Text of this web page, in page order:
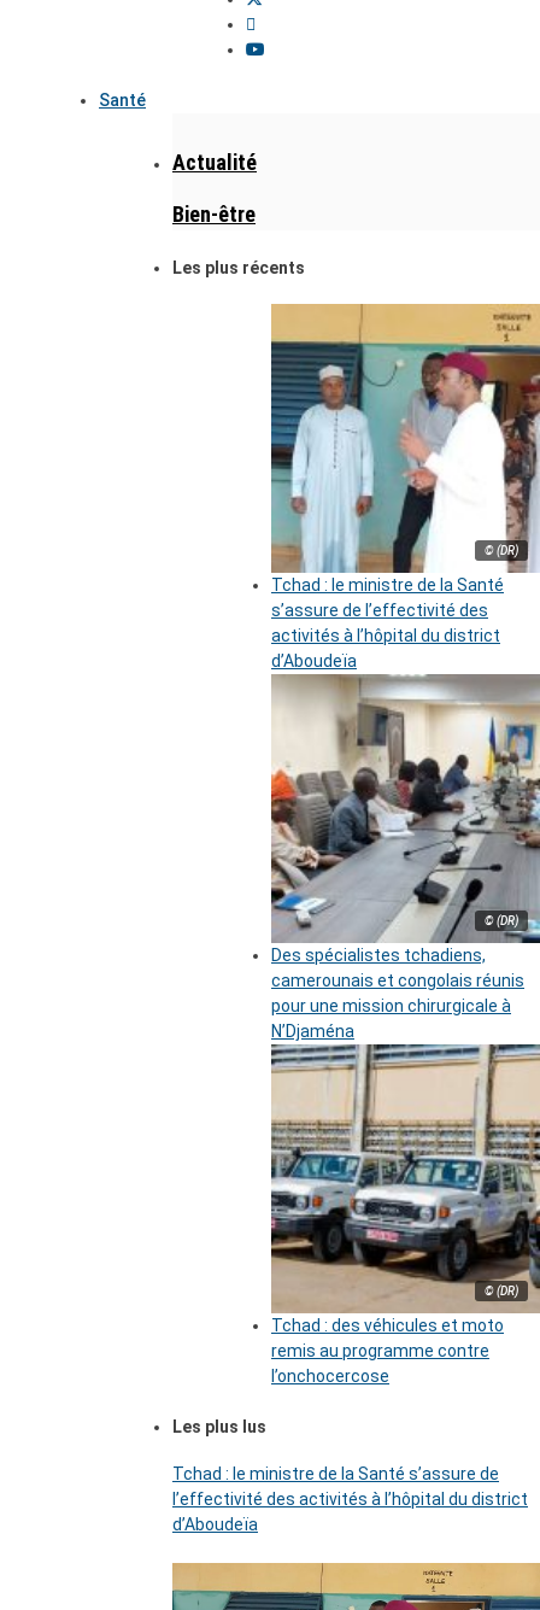
Santé
Actualité
Bien-être
Les plus récents
© (DR)
Tchad : le ministre de la Santé
s’assure de l’effectivité des
activités à l’hôpital du district
d’Aboudeïa
© (DR)
Des spécialistes tchadiens,
camerounais et congolais réunis
pour une mission chirurgicale à
N’Djaména
© (DR)
Tchad : des véhicules et moto
remis au programme contre
l’onchocercose
Les plus lus
Tchad : le ministre de la Santé s’assure de
l’effectivité des activités à l’hôpital du district
d’Aboudeïa